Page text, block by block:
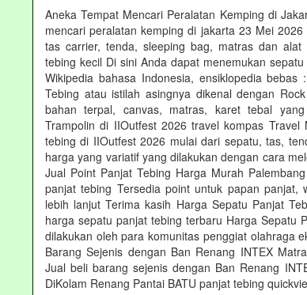
Aneka Tempat Mencari Peralatan Kemping di
mencari peralatan kemping di jakarta 23 Mei
tas carrier, tenda, sleeping bag, matras dan
tebing kecil Di sini Anda dapat menemukan
Wikipedia bahasa Indonesia, ensiklopedia
Tebing atau istilah asingnya dikenal dengan
bahan terpal, canvas, matras, karet tebal
Trampolin di IIOutfest 2026 travel kompas
tebing di IIOutfest 2026 mulai dari sepatu, tas,
harga yang variatif yang dilakukan dengan cara
Jual Point Panjat Tebing Harga Murah
panjat tebing Tersedia point untuk papan panjat,
lebih lanjut Terima kasih Harga Sepatu Panjat
harga sepatu panjat tebing terbaru Harga Sepatu
dilakukan oleh para komunitas penggiat olahraga
Barang Sejenis dengan Ban Renang INTEX
Jual beli barang sejenis dengan Ban Renang
DiKolam Renang Pantai BATU panjat tebing